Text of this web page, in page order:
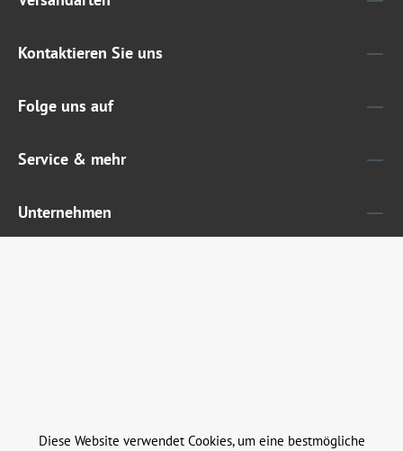
Kontaktieren Sie uns
Folge uns auf
Service & mehr
Unternehmen
Diese Website verwendet Cookies, um eine bestmögliche